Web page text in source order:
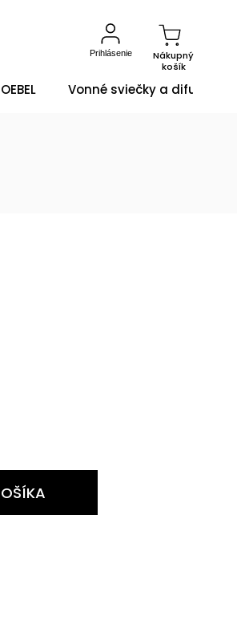
Nákupný
košík
Prihlásenie
Vonné sviečky a difuzéry